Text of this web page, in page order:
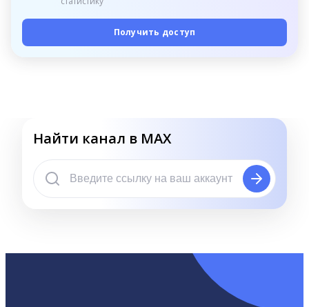
Получить доступ
Найти канал в MAX